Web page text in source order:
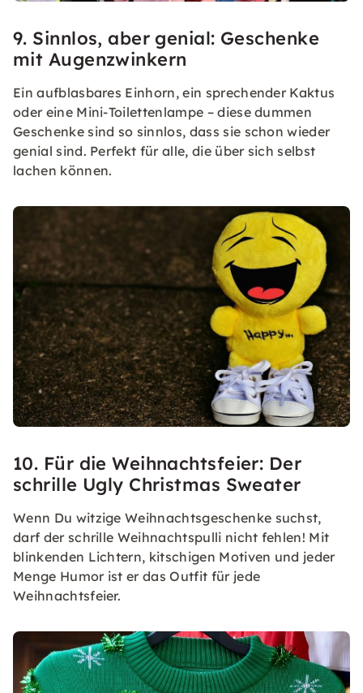
9. Sinnlos, aber genial: Geschenke
mit Augenzwinkern
Ein aufblasbares Einhorn, ein sprechender Kaktus
oder eine Mini-Toilettenlampe – diese dummen
Geschenke sind so sinnlos, dass sie schon wieder
genial sind. Perfekt für alle, die über sich selbst
lachen können.
10. Für die Weihnachtsfeier: Der
schrille Ugly Christmas Sweater
Wenn Du witzige Weihnachtsgeschenke suchst,
darf der schrille Weihnachtspulli nicht fehlen! Mit
blinkenden Lichtern, kitschigen Motiven und jeder
Menge Humor ist er das Outfit für jede
Weihnachtsfeier.